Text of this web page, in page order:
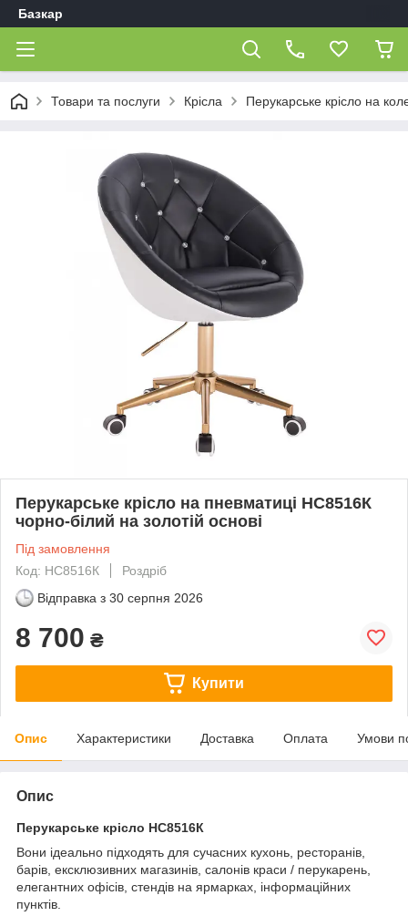
Базкар
Товари та послуги Крісла Перукарське крісло на
Перукарське крісло на пневматиці НС8516К
чорно-білий на золотій основі
Під замовлення
Код: HC8516К
Роздріб
Відправка з 30 серпня 2026
8 700 ₴
Купити
Опис Характеристики Доставка Оплата Умови
Опис
Перукарське крісло НС8516К
Вони ідеально підходять для сучасних кухонь, ресторанів,
барів, ексклюзивних магазинів, салонів краси / перукарень,
елегантних офісів, стендів на ярмарках, інформаційних
пунктів.